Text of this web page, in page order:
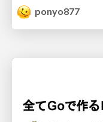
ponyo877